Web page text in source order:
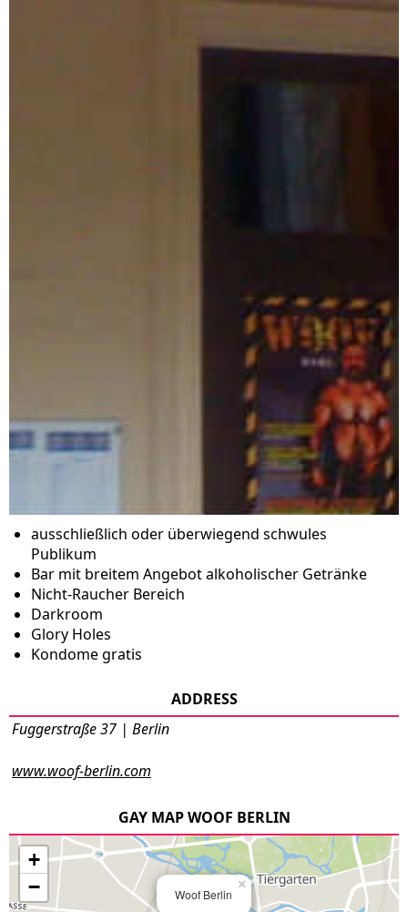
ausschließlich oder überwiegend schwules
Publikum
Bar mit breitem Angebot alkoholischer Getränke
Nicht-Raucher Bereich
Darkroom
Glory Holes
Kondome gratis
ADDRESS
Fuggerstraße 37 | Berlin
www.woof-berlin.com
GAY MAP WOOF BERLIN
Woof Berlin
×
+
−